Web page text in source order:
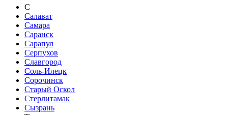
С
Салават
Самара
Саранск
Сарапул
Серпухов
Славгород
Соль-Илецк
Сорочинск
Старый Оскол
Стерлитамак
Сызрань